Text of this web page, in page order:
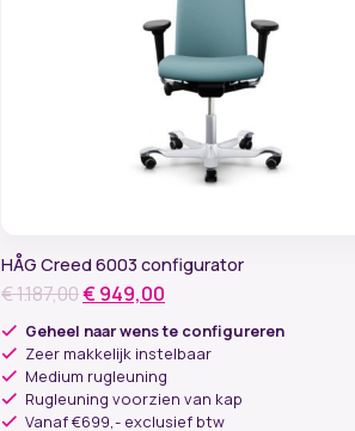
HÅG Creed 6003 configurator
€1.187,00Oorspronkelijke
was:
€ 1.187,00.
€ 949,00
prijs
is:
€ 949,00.
Geheel naar wens te configureren
Zeer makkelijk instelbaar
Medium rugleuning
Rugleuning voorzien van kap
Vanaf €699,- exclusief btw